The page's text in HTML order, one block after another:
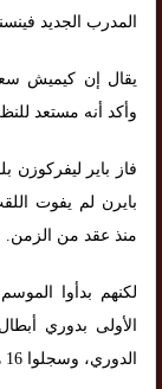
المدرب الجديد
يقال إن كيميش
وأكد أنه مستعد
فاز باير ليفركوزن
بايرن لم يفوت
منذ عقد من الزمن.
الأولى بدوري
الدوري، وسجلوا 16 هدفا، واستقبلت شباكهم 3 أهداف فقط.